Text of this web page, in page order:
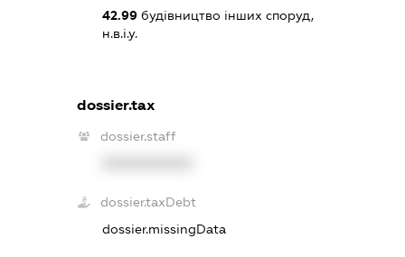
42.99 будівництво інших споруд,
н.в.і.у.
dossier.tax
dossier.staff
dossier.taxDebt
dossier.missingData